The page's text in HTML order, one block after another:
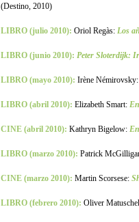
(Destino, 2010)
LIBRO (julio 2010): Oriol Regàs: Los
LIBRO (junio 2010): Peter Sloterdijk:
LIBRO (mayo 2010): Irène Némirovsky:
LIBRO (abril 2010): Elizabeth Smart:
CINE (abril 2010): Kathryn Bigelow:
LIBRO (marzo 2010): Patrick
CINE (marzo 2010): Martin Scorsese:
LIBRO (febrero 2010): Oliver